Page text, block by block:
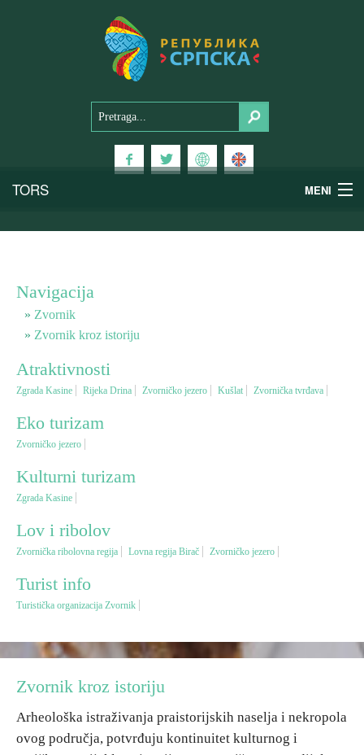
TORS MENI
Planinski turizam
Banjski turizam
Avantura
Eko turizam
Kulturni turizam
Gastronomija
Seoski turizam
Omladinski turizam
Navigacija
Zvornik
Zvornik kroz istoriju
Atraktivnosti
Zgrada Kasine Rijeka Drina Zvorničko jezero Kušlat Zvornička tvrđava
Eko turizam
Zvorničko jezero
Kulturni turizam
Zgrada Kasine
Lov i ribolov
Zvornička ribolovna regija Lovna regija Birač Zvorničko jezero
Turist info
Turistička organizacija Zvornik
Zvornik kroz istoriju
Arheološka istraživanja praistorijskih naselja i nekropola
ovog područja, potvrđuju kontinuitet kulturnog i